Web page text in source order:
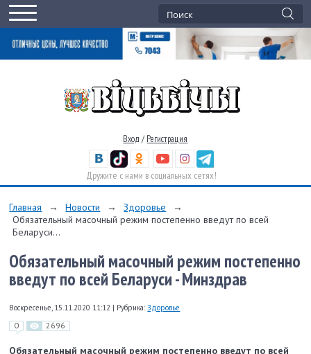
Вход / Регистрация
Дружите с нами в социальных сетях!
Главная → Новости → Здоровье
→
Обязательный масочный режим постепенно введут по всей
Беларуси...
Обязательный масочный режим постепенно
введут по всей Беларуси - Минздрав
Воскресенье, 15.11.2020 11:12 | Рубрика: Здоровье
0 2696
Обязательный масочный режим постепенно введут по всей